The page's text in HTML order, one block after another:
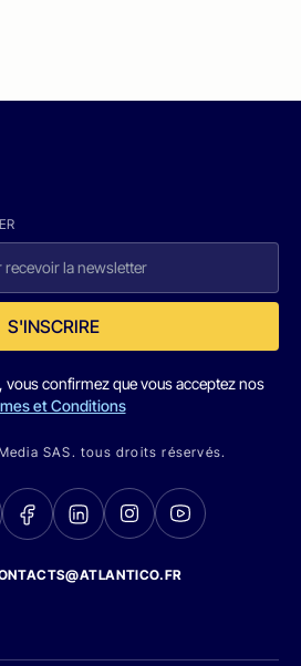
S'INSCRIRE
vous confirmez que vous acceptez nos
et Conditions
SAS. tous droits réservés.